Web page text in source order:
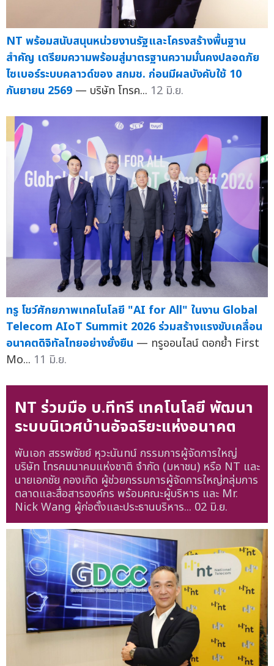
NT พร้อมสนับสนุนหน่วยงานรัฐและโครงสร้างพื้นฐาน
สำคัญ เตรียมความพร้อมสู่มาตรฐานความมั่นคงปลอดภัย
ไซเบอร์ระบบคลาวด์ของ สกมช. ก่อนมีผลบังคับใช้ 10
กันยายน 2569 — บริษัท โทรค... 12 มิ.ย.
ทรู โชว์ศักยภาพเทคโนโลยี "AI for All" ในงาน Global
Telecom AIoT Summit 2026 ร่วมสร้างแรงขับเคลื่อน
อนาคตดิจิทัลไทยอย่างยั่งยืน — ทรูออนไลน์ ตอกย้ำ First
Mo... 11 มิ.ย.
NT ร่วมมือ บ.ทีทรี เทคโนโลยี พัฒนา
ระบบนิเวศบ้านอัจฉริยะแห่งอนาคต
พันเอก สรรพชัยย์ หุวะนันทน์ กรรมการผู้จัดการใหญ่
บริษัท โทรคมนาคมแห่งชาติ จำกัด (มหาชน) หรือ NT และ
นายเอกชัย กองเกิด ผู้ช่วยกรรมการผู้จัดการใหญ่กลุ่มการ
ตลาดและสื่อสารองค์กร พร้อมคณะผู้บริหาร และ Mr.
Nick Wang ผู้ก่อตั้งและประธานบริหาร... 02 มิ.ย.